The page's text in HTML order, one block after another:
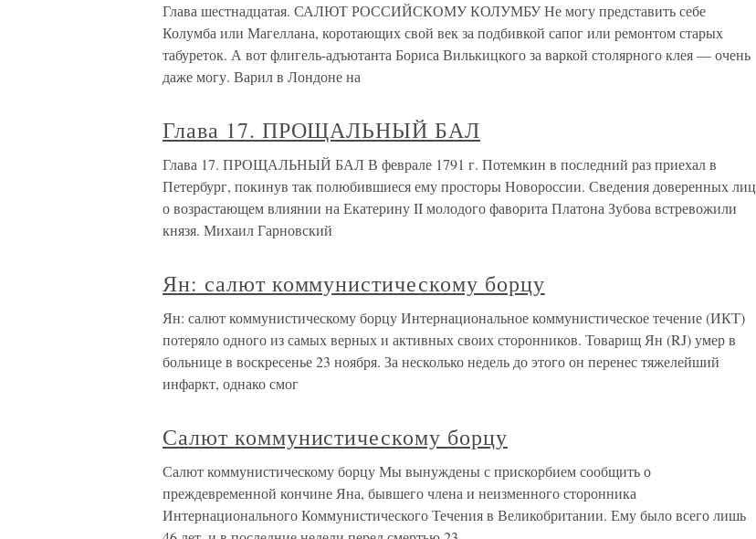
Глава шестнадцатая. САЛЮТ РОССИЙСКОМУ КОЛУМБУ Не могу представить себе
Колумба или Магеллана, коротающих свой век за подбивкой сапог или ремонтом старых
табуреток. А вот флигель-адъютанта Бориса Вилькицкого за варкой столярного клея — очень
даже могу. Варил в Лондоне на
Глава 17. ПРОЩАЛЬНЫЙ БАЛ
Глава 17. ПРОЩАЛЬНЫЙ БАЛ В феврале 1791 г. Потемкин в последний раз приехал в
Петербург, покинув так полюбившиеся ему просторы Новороссии. Сведения доверенных лиц
о возрастающем влиянии на Екатерину II молодого фаворита Платона Зубова встревожили
князя. Михаил Гарновский
Ян: салют коммунистическому борцу
Ян: салют коммунистическому борцу Интернациональное коммунистическое течение (ИКТ)
потеряло одного из самых верных и активных своих сторонников. Товарищ Ян (RJ) умер в
больнице в воскресенье 23 ноября. За несколько недель до этого он перенес тяжелейший
инфаркт, однако смог
Салют коммунистическому борцу
Салют коммунистическому борцу Мы вынуждены с прискорбием сообщить о
преждевременной кончине Яна, бывшего члена и неизменного сторонника
Интернационального Коммунистического Течения в Великобритании. Ему было всего лишь